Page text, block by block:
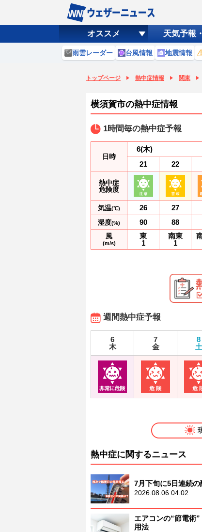
オススメ 天気予報
雨雲レーダー 台風情報 地震情報
トップページ 熱中症情報 関東
横須賀市の熱中症情報
1時間毎の熱中症予報
日時
熱中症
危険度
気温(℃)
湿度(%)
風
(m/s)
6(木)
21
26
90
東
1
22
27
88
南東
1
週間熱中症予報
6
木
7
金
8
土
熱中症に関するニュース
7月下旬に5日連続
2026.08.06 04:02
エアコンの“節電
用法